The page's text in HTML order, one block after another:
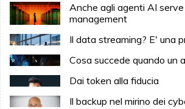
Anche agli agenti AI
management
Il data streaming? E' una
Cosa succede quando un
Dai token alla fiducia
Il backup nel mirino dei